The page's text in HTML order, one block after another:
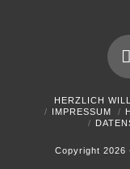
HERZLICH
IMPRESSUM
Copyright 2026